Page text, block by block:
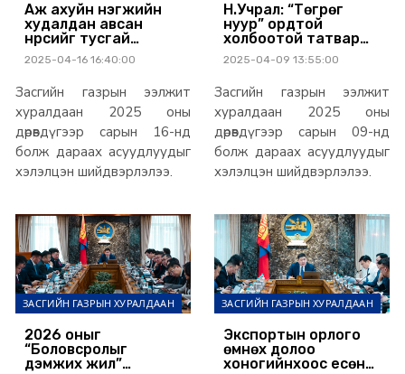
Аж ахуйн нэгжийн
худалдан авсан
нүүрсийг тусгай
гарцаар нэвтрүүлэх
ажлыг шуурхай
зохион байгуулахыг
үүрэг болголоо
2025-04-16 16:40:00
Засгийн газрын ээлжит
хуралдаан 2025 оны
дөрөвдүгээр сарын 16-нд
болж дараах асуудлуудыг
хэлэлцэн шийдвэрлэлээ.
Н.Учрал: “Төгрөг
нуур” ордтой
холбоотой татвар
төлөхөөс зайлсхийх,
мөнгө угаах,
залилах, авлига,
ашиг сонирхлын
зөрчил үүсгэсэн байж
болзошгүй асуудлыг
шалгуулна
2025-04-09 13:55:00
Засгийн газрын ээлжит
хуралдаан 2025 оны
дөрөвдүгээр сарын 09-нд
болж дараах асуудлуудыг
хэлэлцэн шийдвэрлэлээ.
ЗАСГИЙН ГАЗРЫН ХУРАЛДААН
2026 оныг
“Боловсролыг
дэмжих жил”
ЗАСГИЙН ГАЗРЫН ХУРАЛДААН
Экспортын орлого
өмнөх долоо
хоногийнхоос есөн